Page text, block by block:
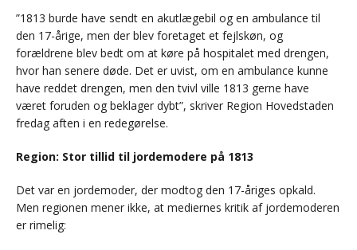
”1813 burde have sendt en akutlægebil og en ambulance til
den 17-årige, men der blev foretaget et fejlskøn, og
forældrene blev bedt om at køre på hospitalet med drengen,
hvor han senere døde. Det er uvist, om en ambulance kunne
have reddet drengen, men den tvivl ville 1813 gerne have
været foruden og beklager dybt”, skriver Region Hovedstaden
fredag aften i en redegørelse.
Region: Stor tillid til jordemodere på 1813
Det var en jordemoder, der modtog den 17-åriges opkald.
Men regionen mener ikke, at mediernes kritik af jordemoderen
er rimelig: